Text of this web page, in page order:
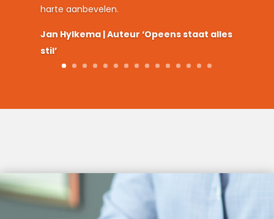
harte aanbevelen.
Jan Hylkema | Auteur ‘Opeens staat alles
stil’